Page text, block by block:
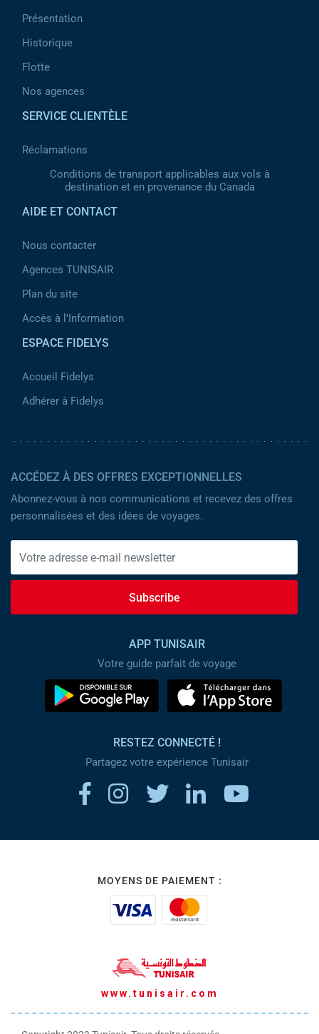
Présentation
Historique
Flotte
Nos agences
SERVICE CLIENTÈLE
Réclamations
Conditions de transport applicables aux vols à
destination et en provenance du Canada
AIDE ET CONTACT
Nous contacter
Agences TUNISAIR
Plan du site
Accès à l’Information
ESPACE FIDELYS
Accueil Fidelys
Adhérer à Fidelys
ACCÉDEZ À DES OFFRES EXCEPTIONNELLES
Abonnez-vous à nos communications et recevez des offres
personnalisées et des idées de voyages.
Subscribe
APP TUNISAIR
Votre guide parfait de voyage
RESTEZ CONNECTÉ !
Partagez votre expérience Tunisair
MOYENS DE PAIEMENT :
www.tunisair.com